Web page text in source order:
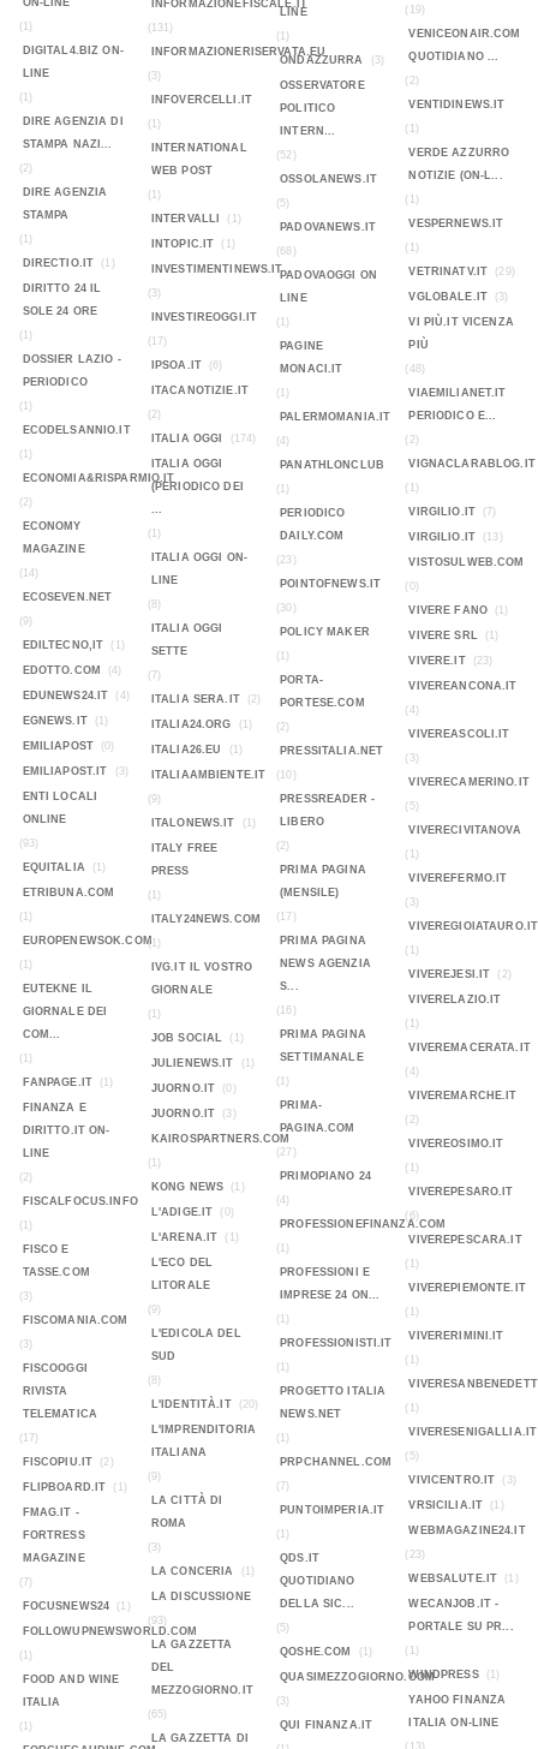
ON-LINE
(1)
DIGITAL4.BIZ ON-
LINE
(1)
DIRE AGENZIA DI
STAMPA NAZI...
(2)
DIRE AGENZIA
STAMPA
(1)
DIRECTIO.IT
(1)
DIRITTO 24 IL
SOLE 24 ORE
(1)
DOSSIER LAZIO -
PERIODICO
(1)
ECODELSANNIO.IT
(1)
ECONOMIA&RISPARMIO.IT
(2)
ECONOMY
MAGAZINE
(14)
ECOSEVEN.NET
(9)
EDILTECNO,IT
(1)
EDOTTO.COM (4)
EDUNEWS24.IT (4)
EGNEWS.IT (1)
EMILIAPOST (0)
EMILIAPOST.IT (3)
ENTI LOCALI
ONLINE
(93)
EQUITALIA
(1)
ETRIBUNA.COM
(1)
EUROPENEWSOK.COM
(1)
EUTEKNE IL
GIORNALE DEI
COM...
(1)
FANPAGE.IT
(1)
FINANZA E
DIRITTO.IT ON-
LINE
(2)
FISCALFOCUS.INFO
(1)
FISCO E
TASSE.COM
(3)
FISCOMANIA.COM
(3)
FISCOOGGI
RIVISTA
TELEMATICA
(17)
FISCOPIU.IT
(2)
FLIPBOARD.IT (1)
FMAG.IT -
FORTRESS
MAGAZINE
(7)
FOCUSNEWS24
(1)
FOLLOWUPNEWSWORLD.COM
(1)
FOOD AND WINE
ITALIA
(1)
INFORMAZIONEFISCALE.IT
(131)
INFORMAZIONERISERVATA.EU
(3)
INFOVERCELLI.IT
(1)
INTERNATIONAL
WEB POST
(1)
INTERVALLI
(1)
INTOPIC.IT (1)
INVESTIMENTINEWS.IT
(3)
INVESTIREOGGI.IT
(17)
IPSOA.IT
(6)
ITACANOTIZIE.IT
(2)
ITALIA OGGI
(174)
ITALIA OGGI
(PERIODICO DEI
...
(1)
ITALIA OGGI ON-
LINE
(8)
ITALIA OGGI
SETTE
(7)
ITALIA SERA.IT
(2)
ITALIA24.ORG (1)
ITALIA26.EU (1)
ITALIAAMBIENTE.IT
(9)
ITALONEWS.IT
(1)
ITALY FREE
PRESS
(1)
ITALY24NEWS.COM
(1)
IVG.IT IL VOSTRO
GIORNALE
(1)
JOB SOCIAL
(1)
JULIENEWS.IT (1)
JUORNO.IT (0)
JUORNO.IT (3)
KAIROSPARTNERS.COM
(1)
KONG NEWS
(1)
L'ADIGE.IT (0)
L'ARENA.IT (1)
L'ECO DEL
LITORALE
(9)
L'EDICOLA DEL
SUD
(8)
L'IDENTITÀ.IT
(20)
L'IMPRENDITORIA
ITALIANA
(9)
LA CITTÀ DI
ROMA
(3)
LA CONCERIA
(1)
LA DISCUSSIONE
(93)
LA GAZZETTA
DEL
MEZZOGIORNO.IT
(65)
LA GAZZETTA DI
LINE
(1)
ONDAZZURRA
(3)
OSSERVATORE
POLITICO
INTERN...
(52)
OSSOLANEWS.IT
(5)
PADOVANEWS.IT
(68)
PADOVAOGGI ON
LINE
(1)
PAGINE
MONACI.IT
(1)
PALERMOMANIA.IT
(4)
PANATHLONCLUB
(1)
PERIODICO
DAILY.COM
(23)
POINTOFNEWS.IT
(30)
POLICY MAKER
(1)
PORTA-
PORTESE.COM
(2)
PRESSITALIA.NET
(10)
PRESSREADER -
LIBERO
(2)
PRIMA PAGINA
(MENSILE)
(17)
PRIMA PAGINA
NEWS AGENZIA
S...
(16)
PRIMA PAGINA
SETTIMANALE
(1)
PRIMA-
PAGINA.COM
(27)
PRIMOPIANO 24
(4)
PROFESSIONEFINANZA.COM
(1)
PROFESSIONI E
IMPRESE 24 ON...
(1)
PROFESSIONISTI.IT
(1)
PROGETTO ITALIA
NEWS.NET
(1)
PRPCHANNEL.COM
(7)
PUNTOIMPERIA.IT
(1)
QDS.IT
QUOTIDIANO
DELLA SIC...
(5)
QOSHE.COM
(1)
QUASIMEZZOGIORNO.COM
(3)
QUI FINANZA.IT
(19)
VENICEONAIR.COM
QUOTIDIANO ...
(2)
VENTIDINEWS.IT
(1)
VERDE AZZURRO
NOTIZIE (ON-L...
(1)
VESPERNEWS.IT
(1)
VETRINATV.IT
(29)
VGLOBALE.IT (3)
VI PIÙ.IT VICENZA
PIÙ
(48)
VIAEMILIANET.IT
PERIODICO E...
(2)
VIGNACLARABLOG.IT
(1)
VIRGILIO.IT
(7)
VIRGILIO.IT (13)
VISTOSULWEB.COM
(0)
VIVERE FANO
(1)
VIVERE SRL (1)
VIVERE.IT (23)
VIVEREANCONA.IT
(4)
VIVEREASCOLI.IT
(3)
VIVERECAMERINO.IT
(5)
VIVERECIVITANOVA
(1)
VIVEREFERMO.IT
(3)
VIVEREGIOIATAURO.IT
(1)
VIVEREJESI.IT
(2)
VIVERELAZIO.IT
(1)
VIVEREMACERATA.IT
(4)
VIVEREMARCHE.IT
(2)
VIVEREOSIMO.IT
(1)
VIVEREPESARO.IT
(6)
VIVEREPESCARA.IT
(1)
VIVEREPIEMONTE.IT
(1)
VIVERERIMINI.IT
(1)
(1)
VIVERESENIGALLIA.IT
(5)
VIVICENTRO.IT
(3)
VRSICILIA.IT (1)
WEBMAGAZINE24.IT
(23)
WEBSALUTE.IT
(1)
WECANJOB.IT -
PORTALE SU PR...
(1)
WINDPRESS
(1)
YAHOO FINANZA
ITALIA ON-LINE